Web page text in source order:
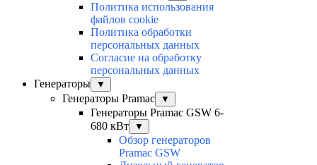
Политика использования
файлов cookie
Политика обработки
персональных данных
Согласие на обработку
персональных данных
Генераторы
▼
Генераторы Pramac ▼
Генераторы Pramac GSW 6-
680 кВт
▼
Обзор генераторов
Pramac GSW